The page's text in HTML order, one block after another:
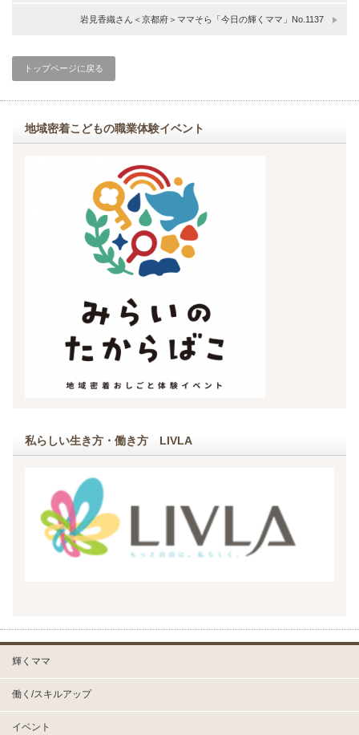
岩見香織さん＜京都府＞ママそら「今日の輝くママ」No.1137
トップページに戻る
地域密着こどもの職業体験イベント
私らしい生き方・働き方 LIVLA
輝くママ
働く/スキルアップ
イベント